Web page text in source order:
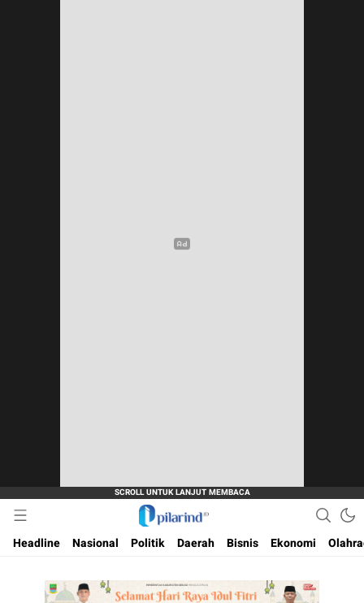
Pilarind.id
Dimana Arah Bangsa Bermula
Headline
Nasional Politik Daerah Bisnis Ekonomi